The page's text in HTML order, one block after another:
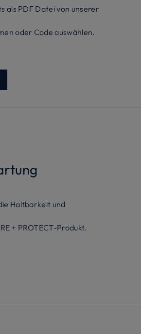
als PDF Datei von unserer
oder Code auswählen.
Haltbarkeit und
+ PROTECT-Produkt.